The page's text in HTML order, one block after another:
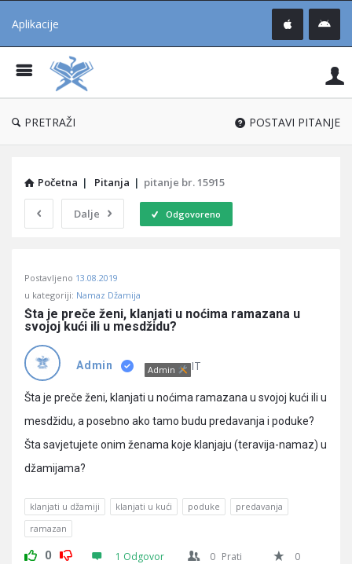
Aplikacije
®
PRETRAŽI POSTAVI PITANJE
Početna | Pitanja | pitanje br. 15915
Dalje Odgovoreno
Učene
Latest
Pitanja
Postavljeno 13.08.2019
u kategoriji: Namaz Džamija
Šta je preče ženi, klanjati u noćima ramazana u
svojoj kući ili u mesdžidu?
Admin Admin IT
Šta je preče ženi, klanjati u noćima ramazana u svojoj kući ili u
mesdžidu, a posebno ako tamo budu predavanja i poduke?
Šta savjetujete onim ženama koje klanjaju (teravija-namaz) u
džamijama?
klanjati u džamiji klanjati u kući poduke
predavanja
ramazan
0 1 Odgovor 0 Prati
0